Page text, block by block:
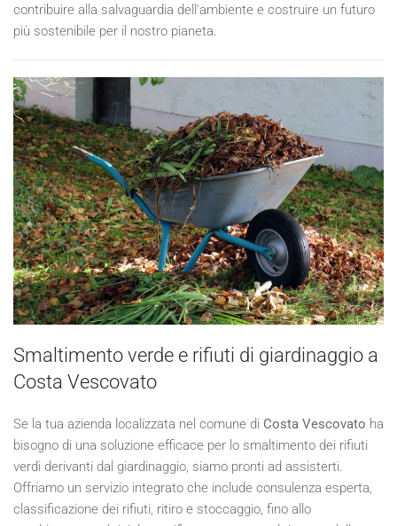
contribuire alla salvaguardia dell'ambiente e costruire un futuro
più sostenibile per il nostro pianeta.
Smaltimento verde e rifiuti di giardinaggio a
Costa Vescovato
Se la tua azienda localizzata nel comune di Costa Vescovato ha
bisogno di una soluzione efficace per lo smaltimento dei rifiuti
verdi derivanti dal giardinaggio, siamo pronti ad assisterti.
Offriamo un servizio integrato che include consulenza esperta,
classificazione dei rifiuti, ritiro e stoccaggio, fino allo